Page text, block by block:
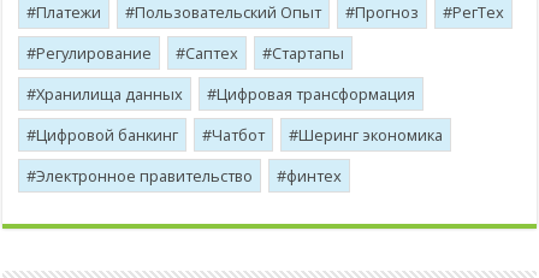
Платежи
Пользовательский Опыт Прогноз
РегТех
Регулирование
Саптех
Стартапы
Хранилища данных
Цифровая трансформация
Цифровой банкинг
Чатбот
Шеринг экономика
Электронное правительство
финтех